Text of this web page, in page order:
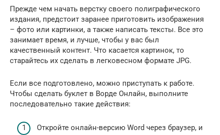
Прежде чем начать верстку своего полиграфического
издания, предстоит заранее приготовить изображения
– фото или картинки, а также написать тексты. Все это
занимает время, и лучше, чтобы у вас был
качественный контент. Что касается картинок, то
старайтесь их сделать в легковесном формате JPG.
Если все подготовлено, можно приступать к работе.
Чтобы сделать буклет в Ворде Онлайн, выполните
последовательно такие действия:
Откройте онлайн-версию Word через браузер, и